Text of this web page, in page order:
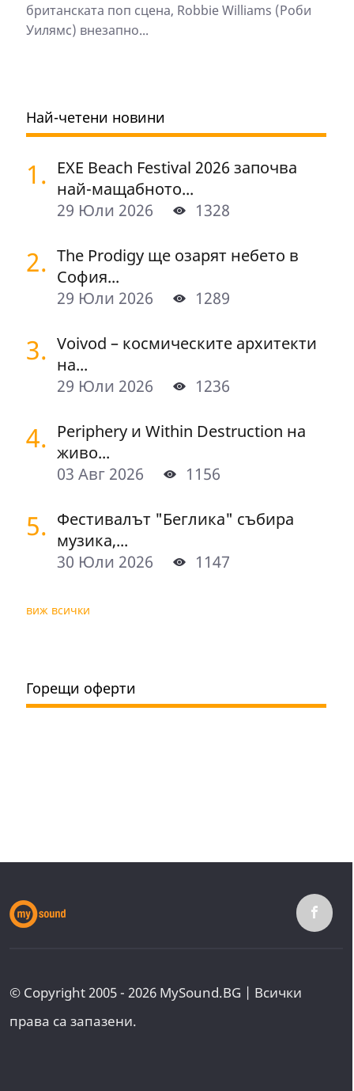
британската поп сцена, Robbie Williams (Роби
Уилямс) внезапно...
Най-четени новини
1. EXE Beach Festival 2026 започва
най-мащабното...
29 Юли 2026
1328
2. The Prodigy ще озарят небето в
София...
29 Юли 2026
1289
3. Voivod – космическите архитекти
на...
29 Юли 2026
1236
4. Periphery и Within Destruction на
живо...
03 Авг 2026
1156
5. Фестивалът "Беглика" събира
музика,...
30 Юли 2026
1147
виж всички
Горещи оферти
© Copyright 2005 - 2026 MySound.BG | Всички
права са запазени.